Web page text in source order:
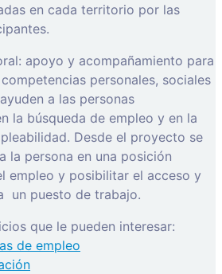
en cada territorio por las
apoyo y acompañamiento para
personales, sociales
a las personas
la búsqueda de empleo y en la
Desde el proyecto se
la persona en una posición
empleo y posibilitar el acceso y
un puesto de trabajo.
que le pueden interesar:
de empleo